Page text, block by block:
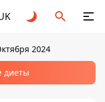
2024
диеты